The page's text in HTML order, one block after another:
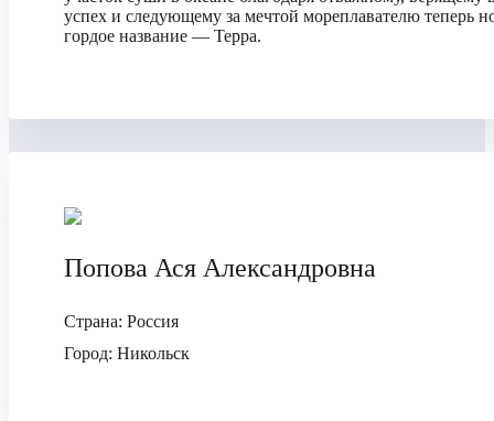
успех и следующему за мечтой мореплавателю теперь
гордое название — Терра.
Попова Ася Александровна
Страна: Россия
Город: Никольск